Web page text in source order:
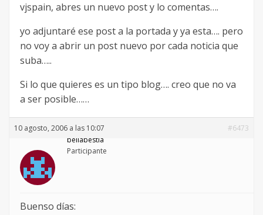
vjspain, abres un nuevo post y lo comentas….
yo adjuntaré ese post a la portada y ya esta…. pero
no voy a abrir un post nuevo por cada noticia que
suba…..
Si lo que quieres es un tipo blog…. creo que no va
a ser posible……
10 agosto, 2006 a las 10:07
#6473
bellabestia
Participante
Buenso días: